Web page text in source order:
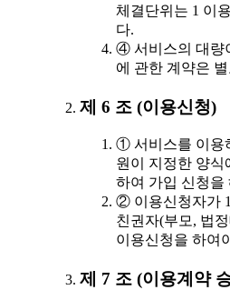
체결단위는 1 이
다.
④ 서비스의 대량
에 관한 계약은
제 6 조 (이용신청)
① 서비스를 이용
원이 지정한 양식
하여 가입 신청을
② 이용신청자가
친권자(부모, 법
이용신청을 하여
제 7 조 (이용계약